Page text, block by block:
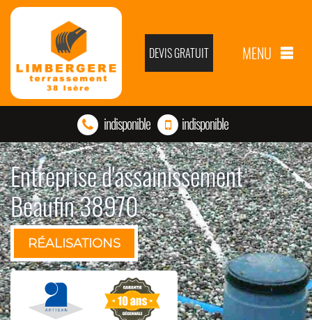
DEVIS GRATUIT MENU
indisponible indisponible
Entreprise d'assainissement
Beaufin 38970
RÉALISATIONS